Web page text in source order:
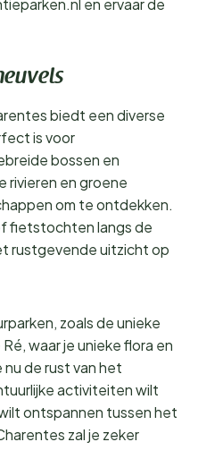
en ervaar de
biedt een diverse
is voor
bossen en
rivieren en groene
om te ontdekken.
fietstochten langs de
rustgevende uitzicht op
zoals de unieke
waar je unieke flora en
de rust van het
activiteiten wilt
ontspannen tussen het
zal je zeker